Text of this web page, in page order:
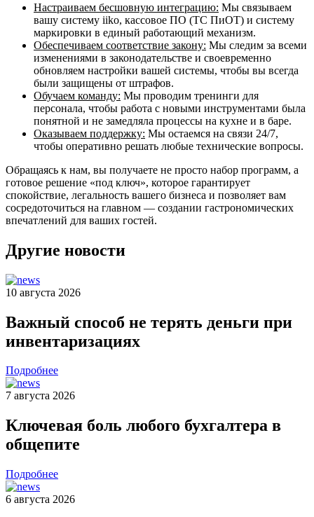
Настраиваем бесшовную интеграцию: Мы связываем
вашу систему iiko, кассовое ПО (ТС ПиОТ) и систему
маркировки в единый работающий механизм.
Обеспечиваем соответствие закону: Мы следим за всеми
изменениями в законодательстве и своевременно
обновляем настройки вашей системы, чтобы вы всегда
были защищены от штрафов.
Обучаем команду: Мы проводим тренинги для
персонала, чтобы работа с новыми инструментами была
понятной и не замедляла процессы на кухне и в баре.
Оказываем поддержку: Мы остаемся на связи 24/7,
чтобы оперативно решать любые технические вопросы.
Обращаясь к нам, вы получаете не просто набор программ, а
готовое решение «под ключ», которое гарантирует
спокойствие, легальность вашего бизнеса и позволяет вам
сосредоточиться на главном — создании гастрономических
впечатлений для ваших гостей.
Другие новости
10 августа 2026
Важный способ не терять деньги при
инвентаризациях
Подробнее
7 августа 2026
Ключевая боль любого бухгалтера в
общепите
Подробнее
6 августа 2026